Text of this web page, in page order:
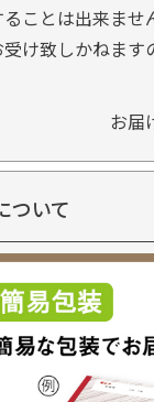
ことは出来ませ
け致しかねます
お届
ついて